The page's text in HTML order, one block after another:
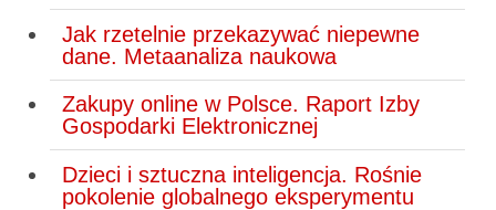
Jak rzetelnie przekazywać niepewne
dane. Metaanaliza naukowa
Zakupy online w Polsce. Raport Izby
Gospodarki Elektronicznej
Dzieci i sztuczna inteligencja. Rośnie
pokolenie globalnego eksperymentu